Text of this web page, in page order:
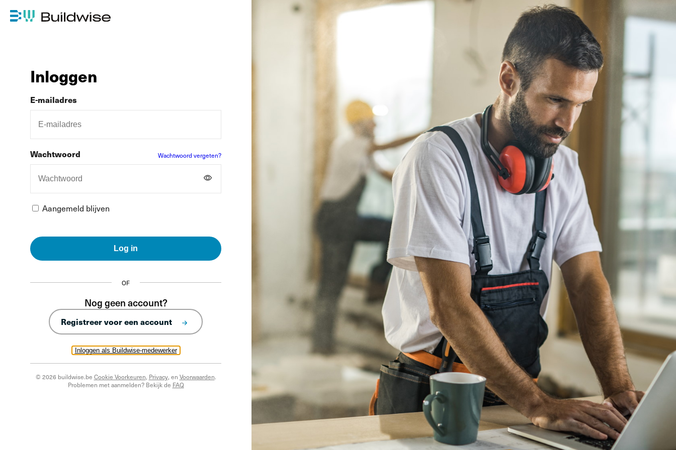
Inloggen
Inloggen als Buildwise-medewerker
E-mailadres
Wachtwoord Wachtwoord vergeten?
Aangemeld blijven
Log in
OF
Nog geen account?
Registreer voor een account
© 2026 buildwise.be Cookie Voorkeuren, Privacy, en Voorwaarden.
Problemen met aanmelden? Bekijk de FAQ